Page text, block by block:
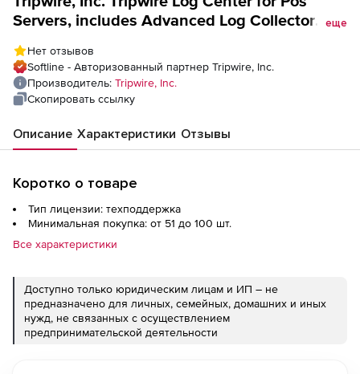
Servers, includes Advanced Log Collector
стоимость 1 лицензии
еще
Нет отзывов
Softline - Авторизованный партнер Tripwire, Inc.
Производитель: Tripwire, Inc.
Скопировать ссылку
Описание Характеристики Отзывы
Коротко о товаре
Тип лицензии: техподдержка
Минимальная покупка: от 51 до 100 шт.
Все характеристики
Доступно только юридическим лицам и ИП – не
предназначено для личных, семейных, домашних и иных
нужд, не связанных с осуществлением
предпринимательской деятельности